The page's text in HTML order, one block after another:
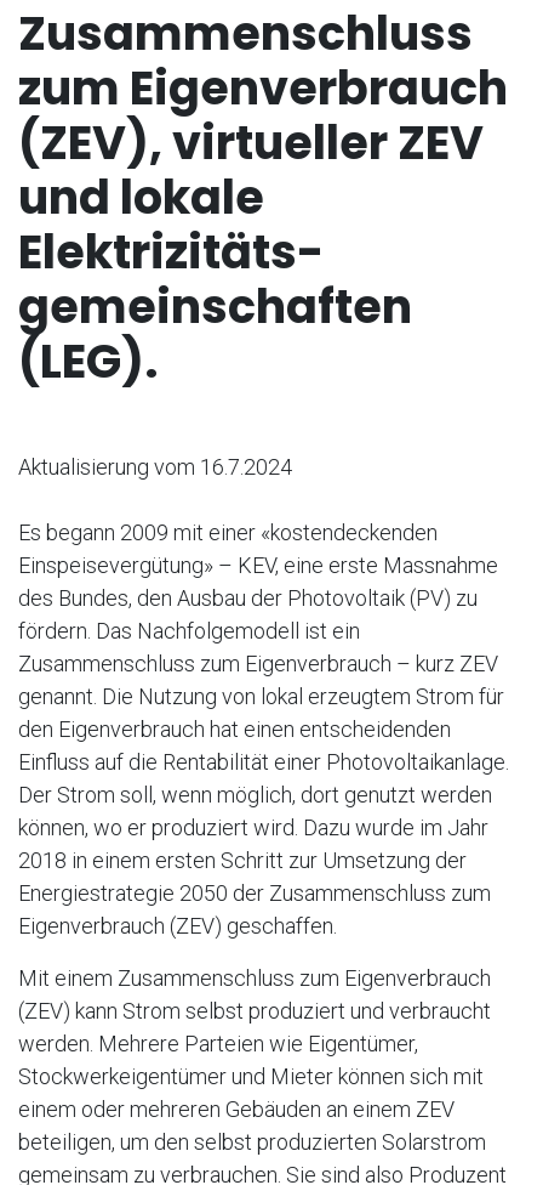
Zusammenschluss
zum Eigenverbrauch
(ZEV), virtueller ZEV
und lokale
Elektrizitäts-
gemeinschaften
(LEG).
Aktualisierung vom 16.7.2024
Es begann 2009 mit einer «kostendeckenden
Einspeisevergütung» – KEV, eine erste Massnahme
des Bundes, den Ausbau der Photovoltaik (PV) zu
fördern. Das Nachfolgemodell ist ein
Zusammenschluss zum Eigenverbrauch – kurz ZEV
genannt. Die Nutzung von lokal erzeugtem Strom für
den Eigenverbrauch hat einen entscheidenden
Einfluss auf die Rentabilität einer Photovoltaikanlage.
Der Strom soll, wenn möglich, dort genutzt werden
können, wo er produziert wird. Dazu wurde im Jahr
2018 in einem ersten Schritt zur Umsetzung der
Energiestrategie 2050 der Zusammenschluss zum
Eigenverbrauch (ZEV) geschaffen.
Mit einem Zusammenschluss zum Eigenverbrauch
(ZEV) kann Strom selbst produziert und verbraucht
werden. Mehrere Parteien wie Eigentümer,
Stockwerkeigentümer und Mieter können sich mit
einem oder mehreren Gebäuden an einem ZEV
beteiligen, um den selbst produzierten Solarstrom
gemeinsam zu verbrauchen. Sie sind also Produzent